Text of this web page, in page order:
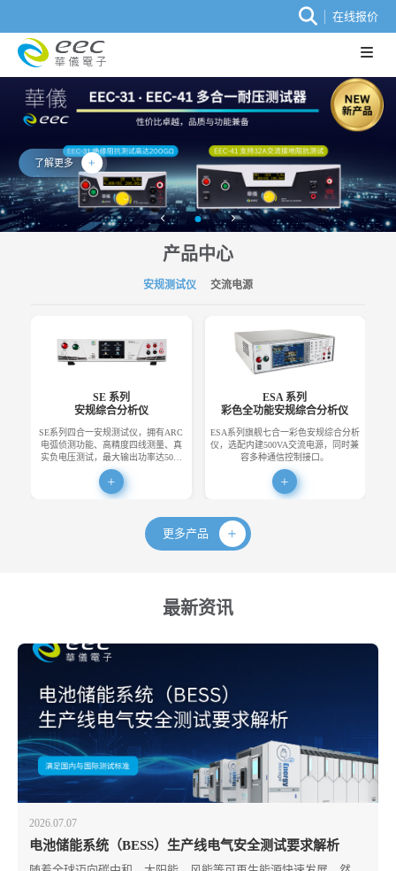
在线报价
了解更多
产品中心
安规测试仪 交流电源
SE 系列
安规综合分析仪
SE系列四合一安规测试仪，拥有ARC
电弧侦测功能、高精度四线测量、真
实负电压测试，最大输出功率达50…
ESA 系列
彩色全功能安规综合分析仪
ESA系列旗舰七合一彩色安规综合分析
仪，选配内建500VA交流电源，同时兼
容多种通信控制接口。
更多产品
最新资讯
2026.07.07
电池储能系统（BESS）生产线电气安全测试要求解析